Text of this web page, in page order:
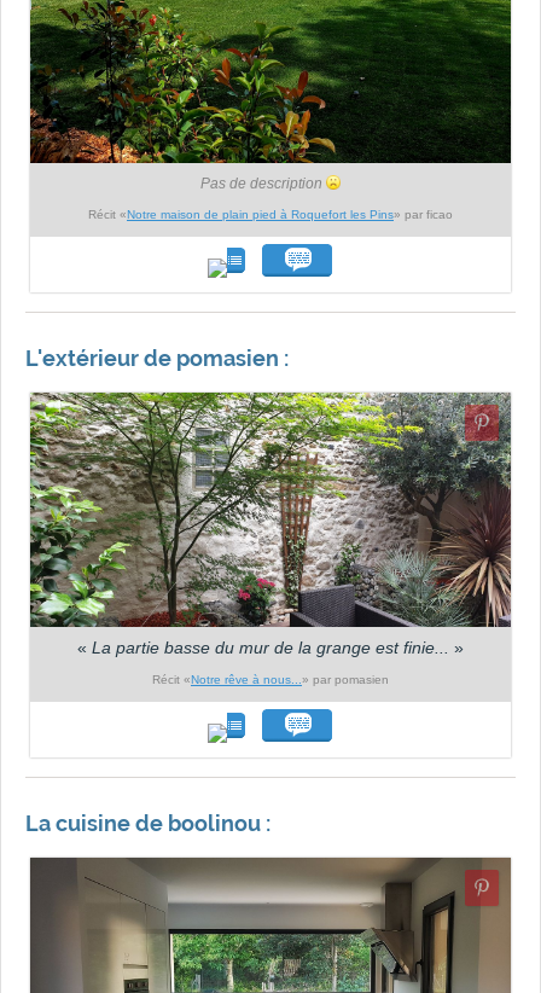
Pas de description
Récit «Notre maison de plain pied à Roquefort les Pins» par ficao
L'extérieur de pomasien :
« La partie basse du mur de la grange est finie... »
Récit «Notre rêve à nous... » par pomasien
La cuisine de boolinou :